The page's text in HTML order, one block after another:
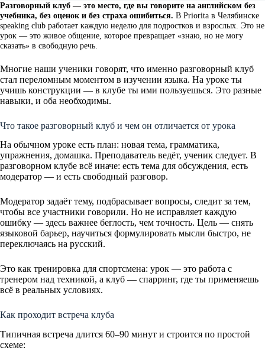
Разговорный клуб — это место, где вы говорите на английском без
учебника, без оценок и без страха ошибиться. В Priorita в Челябинске
speaking club работает каждую неделю для подростков и взрослых. Это не
урок — это живое общение, которое превращает «знаю, но не могу
сказать» в свободную речь.
Многие наши ученики говорят, что именно разговорный клуб
стал переломным моментом в изучении языка. На уроке ты
учишь конструкции — в клубе ты ими пользуешься. Это разные
навыки, и оба необходимы.
Что такое разговорный клуб и чем он отличается от урока
На обычном уроке есть план: новая тема, грамматика,
упражнения, домашка. Преподаватель ведёт, ученик следует. В
разговорном клубе всё иначе: есть тема для обсуждения, есть
модератор — и есть свободный разговор.
Модератор задаёт тему, подбрасывает вопросы, следит за тем,
чтобы все участники говорили. Но не исправляет каждую
ошибку — здесь важнее беглость, чем точность. Цель — снять
языковой барьер, научиться формулировать мысли быстро, не
переключаясь на русский.
Это как тренировка для спортсмена: урок — это работа с
тренером над техникой, а клуб — спарринг, где ты применяешь
всё в реальных условиях.
Как проходит встреча клуба
Типичная встреча длится 60–90 минут и строится по простой
схеме: